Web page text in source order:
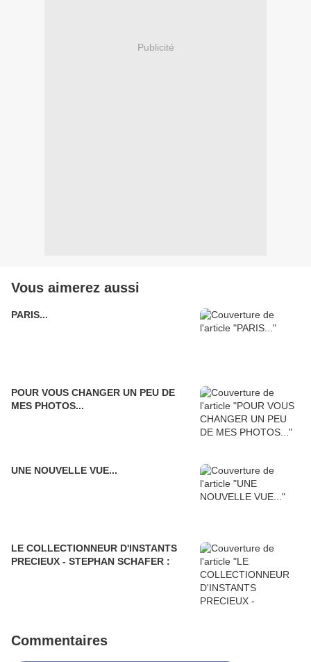
Publicité
Vous aimerez aussi
PARIS...
POUR VOUS CHANGER UN PEU DE
MES PHOTOS...
UNE NOUVELLE VUE...
LE COLLECTIONNEUR D'INSTANTS
PRECIEUX - STEPHAN SCHAFER :
Commentaires